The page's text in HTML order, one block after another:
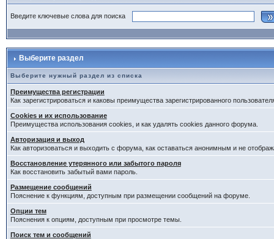
Введите ключевые слова для поиска
Выберите раздел
Выберите нужный раздел из списка
Преимущества регистрации
Как зарегистрироваться и каковы преимущества зарегистрированного
Cookies и их использование
Преимущества использования cookies, и как удалять cookies данного форума.
Авторизация и выход
Как авторизоваться и выходить с форума, как оставаться анонимным и не
Восстановление утерянного или забытого пароля
Как восстановить забытый вами пароль.
Размещение сообщений
Пояснение к функциям, доступным при размещении сообщений на форуме.
Опции тем
Пояснения к опциям, доступным при просмотре темы.
Поиск тем и сообщений